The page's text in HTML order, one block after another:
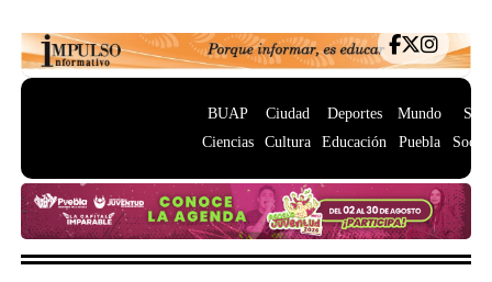
BUAP
Ciencias
Ciudad
Cultura
Deportes
Educación
Mundo
Puebla